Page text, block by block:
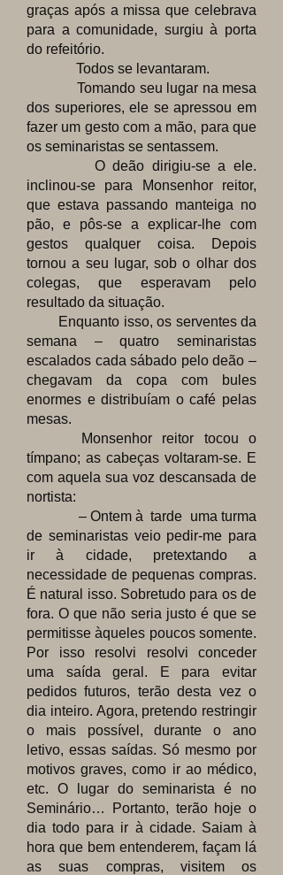
graças após a missa que celebrava
para a comunidade, surgiu à porta
do refeitório.
Todos se levantaram.
Tomando seu lugar na mesa
dos superiores, ele se apressou em
fazer um gesto com a mão, para que
os seminaristas se sentassem.
O deão dirigiu-se a ele.
inclinou-se para Monsenhor reitor,
que estava passando manteiga no
pão, e pôs-se a explicar-lhe com
gestos qualquer coisa. Depois
tornou a seu lugar, sob o olhar dos
colegas, que esperavam pelo
resultado da situação.
Enquanto isso, os serventes da
semana – quatro seminaristas
escalados cada sábado pelo deão –
chegavam da copa com bules
enormes e distribuíam o café pelas
mesas.
Monsenhor reitor tocou o
tímpano; as cabeças voltaram-se. E
com aquela sua voz descansada de
nortista:
– Ontem à tarde uma turma
de seminaristas veio pedir-me para
ir à cidade, pretextando a
necessidade de pequenas compras.
É natural isso. Sobretudo para os de
fora. O que não seria justo é que se
permitisse àqueles poucos somente.
Por isso resolvi resolvi conceder
uma saída geral. E para evitar
pedidos futuros, terão desta vez o
dia inteiro. Agora, pretendo restringir
o mais possível, durante o ano
letivo, essas saídas. Só mesmo por
motivos graves, como ir ao médico,
etc. O lugar do seminarista é no
Seminário…
Portanto, terão hoje o
dia todo para ir à cidade. Saiam à
hora que bem entenderem, façam lá
as suas compras, visitem os